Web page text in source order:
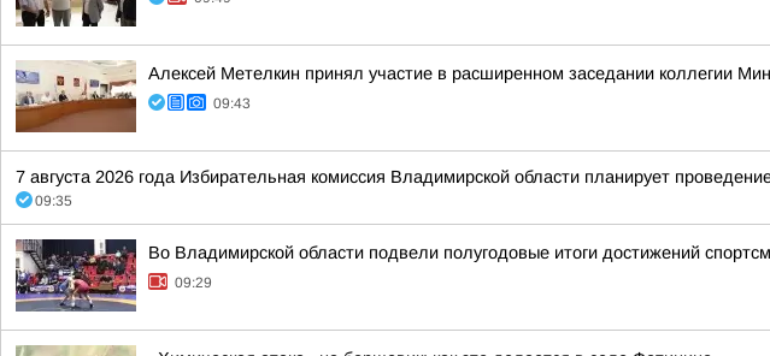
Алексей Метелкин принял участие в расширенном заседании коллегии
09:43
7 августа 2026 года Избирательная комиссия Владимирской области планирует
09:35
Во Владимирской области подвели полугодовые итоги достижений
09:29